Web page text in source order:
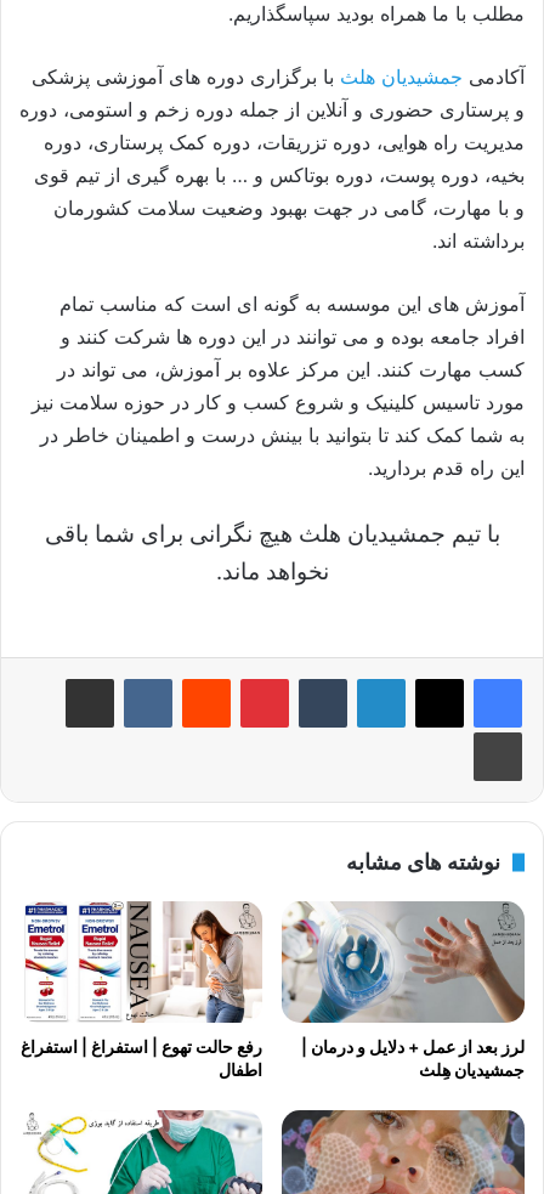
مطلب با ما همراه بودید سپاسگذاریم.
آکادمی جمشیدیان هلث با برگزاری دوره های آموزشی پزشکی
و پرستاری حضوری و آنلاین از جمله دوره زخم و استومی، دوره
مدیریت راه هوایی، دوره تزریقات، دوره کمک پرستاری، دوره
بخیه، دوره پوست، دوره بوتاکس و … با بهره گیری از تیم قوی
و با مهارت، گامی در جهت بهبود وضعیت سلامت کشورمان
برداشته اند.
آموزش های این موسسه به گونه ای است که مناسب تمام
افراد جامعه بوده و می توانند در این دوره ها شرکت کنند و
کسب مهارت کنند. این مرکز علاوه بر آموزش، می تواند در
مورد تاسیس کلینیک و شروع کسب و کار در حوزه سلامت نیز
به شما کمک کند تا بتوانید با بینش درست و اطمینان خاطر در
این راه قدم بردارید.
با تیم جمشیدیان هلث هیچ نگرانی برای شما باقی
نخواهد ماند.
لینکدین ‫پین‌ترست ‫رددیت
چاپ
نوشته های مشابه
لرز بعد از عمل + دلایل و درمان |
جمشیدیان هِلث
رفع حالت تهوع | استفراغ | استفراغ
اطفال